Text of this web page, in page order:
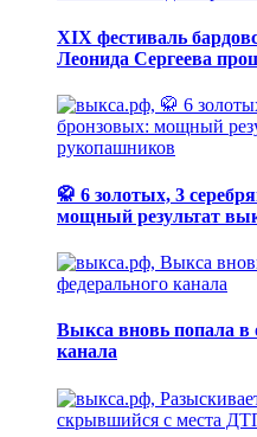
XIX фестиваль
Леонида Сергеева
🥋 6 золотых, 3
мощный результат
Выкса вновь попала в
канала